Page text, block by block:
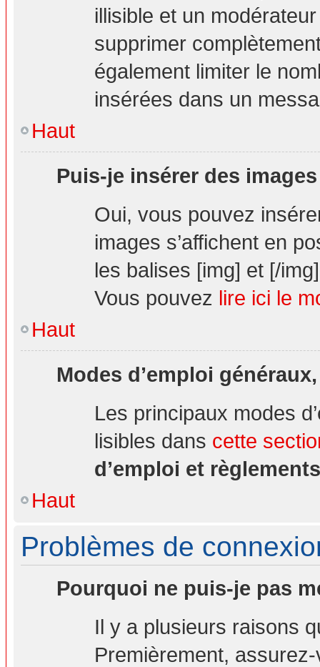
illisible et un
supprimer
également limiter le
insérées dans un
Haut
Puis-je insérer des
Oui, vous pouvez
images s’affichent en
les balises [img] et [/
Vous pouvez lire ici le
Haut
Modes d’emploi
Les principaux modes
lisibles dans cette
d’emploi et règlements
Haut
Problèmes de
Pourquoi ne puis-je pas
Il y a plusieurs raisons
Premièrement,